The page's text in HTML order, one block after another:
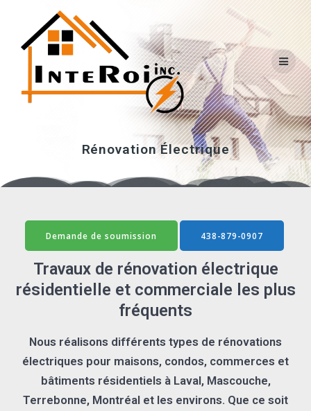
to
content
Rénovation Électrique
Demande de soumission 438-879-0907
Travaux de rénovation électrique
résidentielle et commerciale les plus
fréquents
Nous réalisons différents types de rénovations
électriques pour maisons, condos, commerces et
bâtiments résidentiels à Laval, Mascouche,
Terrebonne, Montréal et les environs. Que ce soit